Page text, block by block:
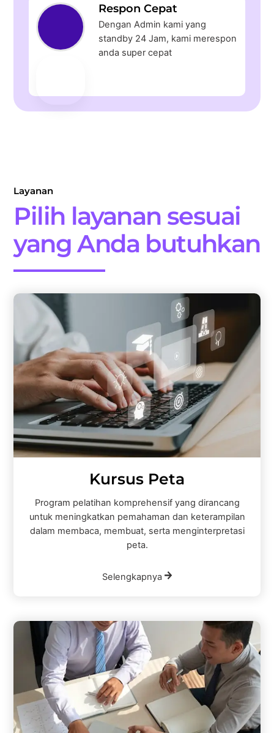
Respon Cepat
Dengan Admin kami yang
standby 24 Jam, kami merespon
anda super cepat
Layanan
Pilih layanan sesuai
yang Anda butuhkan
Kursus Peta
Program pelatihan komprehensif yang dirancang
untuk meningkatkan pemahaman dan keterampilan
dalam membaca, membuat, serta menginterpretasi
peta.
Selengkapnya